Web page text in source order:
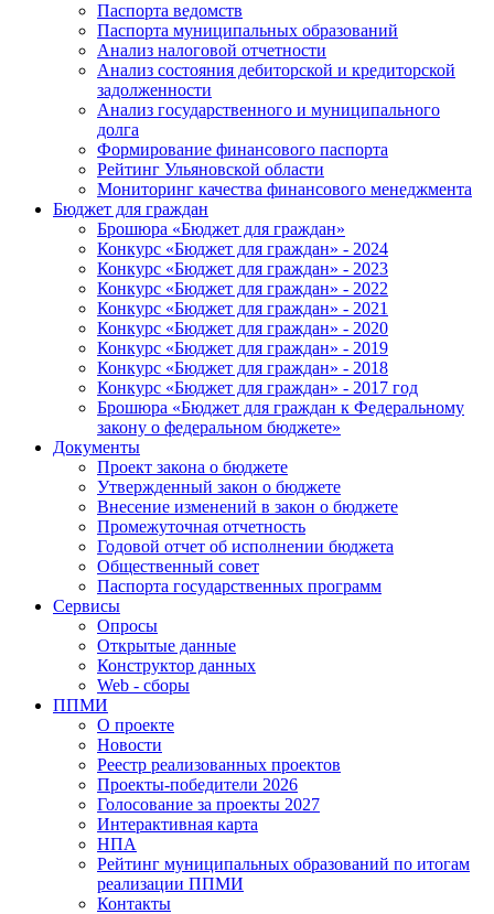
Паспорта ведомств
Паспорта муниципальных образований
Анализ налоговой отчетности
Анализ состояния дебиторской и кредиторской
задолженности
Анализ государственного и муниципального
долга
Формирование финансового паспорта
Рейтинг Ульяновской области
Мониторинг качества финансового менеджмента
Бюджет для граждан
Брошюра «Бюджет для граждан»
Конкурс «Бюджет для граждан» - 2024
Конкурс «Бюджет для граждан» - 2023
Конкурс «Бюджет для граждан» - 2022
Конкурс «Бюджет для граждан» - 2021
Конкурс «Бюджет для граждан» - 2020
Конкурс «Бюджет для граждан» - 2019
Конкурс «Бюджет для граждан» - 2018
Конкурс «Бюджет для граждан» - 2017 год
Брошюра «Бюджет для граждан к Федеральному
закону о федеральном бюджете»
Документы
Проект закона о бюджете
Утвержденный закон о бюджете
Внесение изменений в закон о бюджете
Промежуточная отчетность
Годовой отчет об исполнении бюджета
Общественный совет
Паспорта государственных программ
Сервисы
Опросы
Открытые данные
Конструктор данных
Web - сборы
ППМИ
О проекте
Новости
Реестр реализованных проектов
Проекты-победители 2026
Голосование за проекты 2027
Интерактивная карта
НПА
Рейтинг муниципальных образований по итогам
реализации ППМИ
Контакты